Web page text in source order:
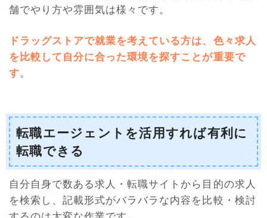
舗でやり方や雰囲気は様々です。
ドラッグストアで就業を考えている方は、色々求人
を比較して自分に合った環境を探すことが重要で
す。
転職エージェントを活用すれば有利に
転職できる
自分自身で数ある求人・転職サイトから目的の求人
を検索し、記載形式がバラバラな内容を比較・検討